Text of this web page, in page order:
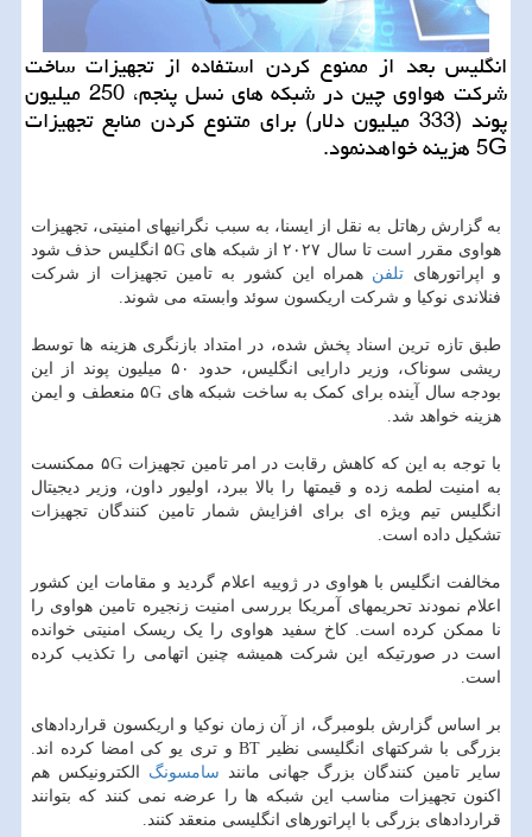
انگلیس بعد از ممنوع كردن استفاده از تجهیزات ساخت
شركت هواوی چین در شبكه های نسل پنجم، 250 میلیون
پوند (333 میلیون دلار) برای متنوع كردن منابع تجهیزات
5G هزینه خواهدنمود.
به گزارش رهاتل به نقل از ایسنا، به سبب نگرانیهای امنیتی، تجهیزات
هواوی مقرر است تا سال ۲۰۲۷ از شبکه های ۵G انگلیس حذف شود
و اپراتورهای تلفن همراه این کشور به تامین تجهیزات از شرکت
فنلاندی نوکیا و شرکت اریکسون سوئد وابسته می شوند.
طبق تازه ترین اسناد پخش شده، در امتداد بازنگری هزینه ها توسط
ریشی سوناک، وزیر دارایی انگلیس، حدود ۵۰ میلیون پوند از این
بودجه سال آینده برای کمک به ساخت شبکه های ۵G منعطف و ایمن
هزینه خواهد شد.
با توجه به این که کاهش رقابت در امر تامین تجهیزات ۵G ممکنست
به امنیت لطمه زده و قیمتها را بالا ببرد، اولیور داون، وزیر دیجیتال
انگلیس تیم ویژه ای برای افزایش شمار تامین کنندگان تجهیزات
تشکیل داده است.
مخالفت انگلیس با هواوی در ژوییه اعلام گردید و مقامات این کشور
اعلام نمودند تحریمهای آمریکا بررسی امنیت زنجیره تامین هواوی را
نا ممکن کرده است. کاخ سفید هواوی را یک ریسک امنیتی خوانده
است در صورتیکه این شرکت همیشه چنین اتهامی را تکذیب کرده
است.
بر اساس گزارش بلومبرگ، از آن زمان نوکیا و اریکسون قراردادهای
بزرگی با شرکتهای انگلیسی نظیر BT و تری یو کی امضا کرده اند.
سایر تامین کنندگان بزرگ جهانی مانند سامسونگ الکترونیکس هم
اکنون تجهیزات مناسب این شبکه ها را عرضه نمی کنند که بتوانند
قراردادهای بزرگی با اپراتورهای انگلیسی منعقد کنند.